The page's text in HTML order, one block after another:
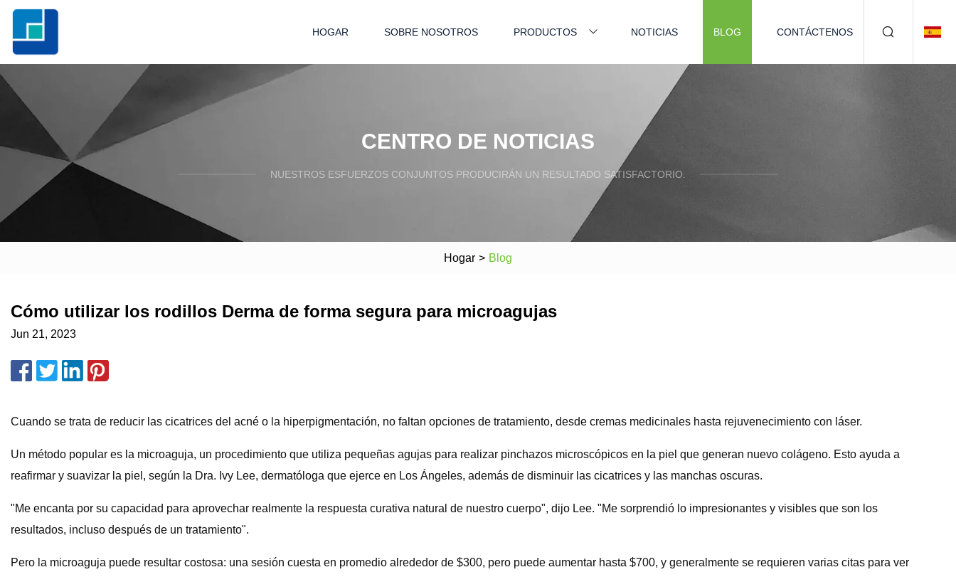
HOGAR SOBRE NOSOTROS PRODUCTOS NOTICIAS BLOG CONTÁCTENOS
CENTRO DE NOTICIAS
NUESTROS ESFUERZOS CONJUNTOS PRODUCIRÁN UN RESULTADO SATISFACTORIO.
Hogar > Blog
Cómo utilizar los rodillos Derma de forma segura para microagujas
Jun 21, 2023
Cuando se trata de reducir las cicatrices del acné o la hiperpigmentación, no faltan opciones de tratamiento, desde cremas medicinales hasta rejuvenecimiento con láser.
Un método popular es la microaguja, un procedimiento que utiliza pequeñas agujas para realizar pinchazos microscópicos en la piel que generan nuevo colágeno. Esto ayuda a
reafirmar y suavizar la piel, según la Dra. Ivy Lee, dermatóloga que ejerce en Los Ángeles, además de disminuir las cicatrices y las manchas oscuras.
"Me encanta por su capacidad para aprovechar realmente la respuesta curativa natural de nuestro cuerpo", dijo Lee. "Me sorprendió lo impresionantes y visibles que son los
resultados, incluso después de un tratamiento".
Pero la microaguja puede resultar costosa: una sesión cuesta en promedio alrededor de $300, pero puede aumentar hasta $700, y generalmente se requieren varias citas para ver